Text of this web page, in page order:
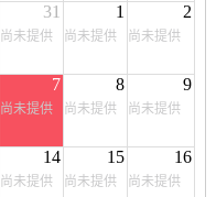
31
尚未提供
1
尚未提供
2
尚未提供
7
尚未提供
8
尚未提供
9
尚未提供
14
尚未提供
15
尚未提供
16
尚未提供